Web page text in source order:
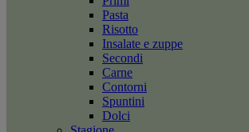
Pasta
Risotto
Insalate e zuppe
Secondi
Carne
Contorni
Spuntini
Dolci